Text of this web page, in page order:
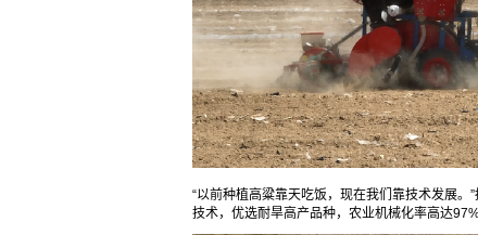
“以前种植高粱靠天吃饭，现在我们靠技术发展
技术，优选耐旱高产品种，农业机械化率高达